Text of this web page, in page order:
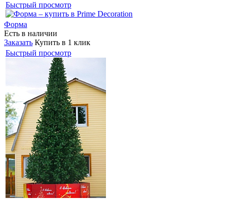
Быстрый просмотр
Форма
Есть в наличии
Заказать Купить в 1 клик
Быстрый просмотр